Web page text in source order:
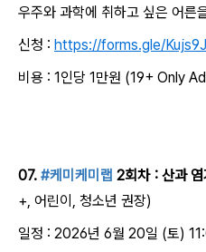
우주와 과학에 취하고 싶은 어른
신청 : https://forms.gle/
비용 : 1인당 1만원 (19+ Only
07.#케미케미랩 2회차 : 산과
+, 어린이, 청소년 권장)
일정 : 2026년 6월 20일 (토)